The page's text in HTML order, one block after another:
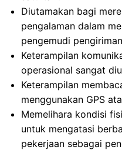
Diutamakan bagi
pengalaman dalam
pengemudi
Keterampilan
operasional sangat
Keterampilan
menggunakan GPS
Memelihara kondisi
untuk mengatasi
pekerjaan sebagai